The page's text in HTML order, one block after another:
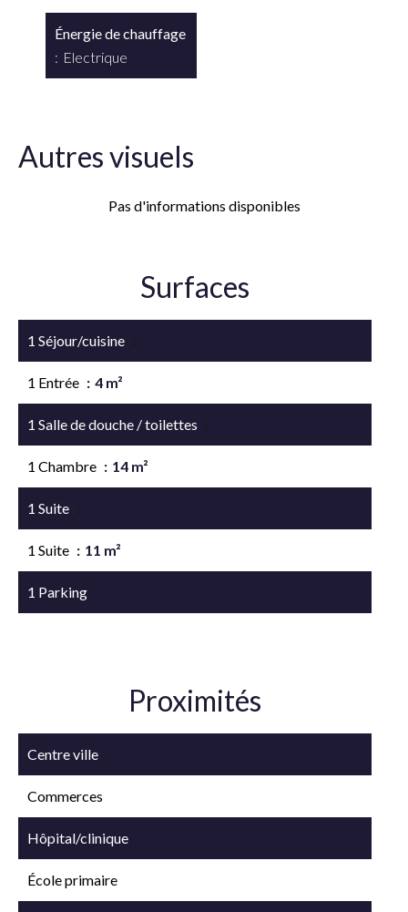
Énergie de chauffage
Electrique
Autres visuels
Pas d'informations disponibles
Surfaces
1 Séjour/cuisine
1 Entrée 4 m²
1 Salle de douche / toilettes
1 Chambre 14 m²
1 Suite
1 Suite 11 m²
1 Parking
Proximités
Centre ville
Commerces
Hôpital/clinique
École primaire